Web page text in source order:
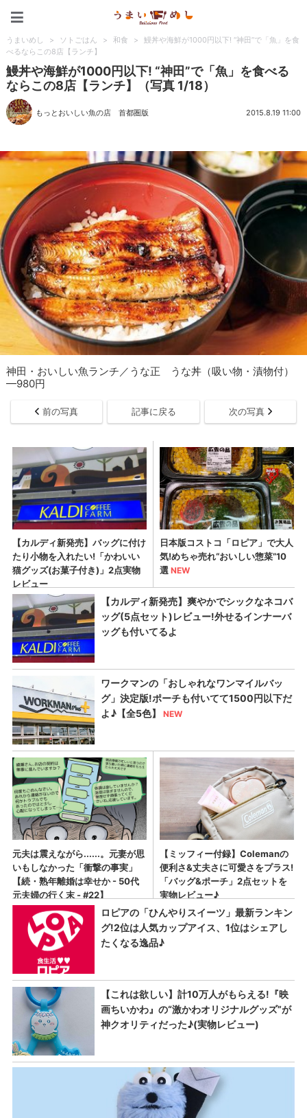
うまいめし > ソトごはん > 和食 >
鰻丼や海鮮が1000円以下! “神田”で「魚」を食
べるならこの8店【ランチ】
鰻丼や海鮮が1000円以下! “神田”で「魚」を食べる
ならこの8店【ランチ】（写真 1/18）
もっとおいしい魚の店 首都圏版 2015.8.19 11:00
神田・おいしい魚ランチ／うな正 うな丼（吸い物・漬物付）
—980円
前の写真 記事に戻る 次の写真